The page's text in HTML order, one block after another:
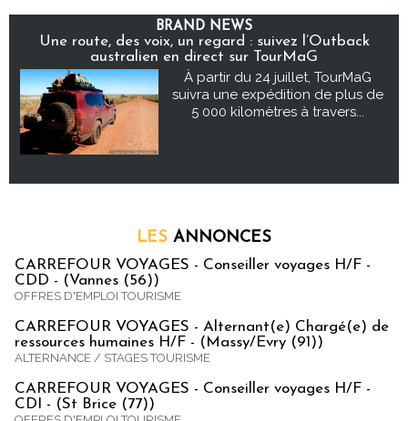
BRAND NEWS
Une route, des voix, un regard : suivez l’Outback
australien en direct sur TourMaG
À partir du 24 juillet, TourMaG
suivra une expédition de plus de
5 000 kilomètres à travers...
LES ANNONCES
CARREFOUR VOYAGES - Conseiller voyages H/F -
CDD - (Vannes (56))
OFFRES D'EMPLOI TOURISME
CARREFOUR VOYAGES - Alternant(e) Chargé(e) de
ressources humaines H/F - (Massy/Evry (91))
ALTERNANCE / STAGES TOURISME
CARREFOUR VOYAGES - Conseiller voyages H/F -
CDI - (St Brice (77))